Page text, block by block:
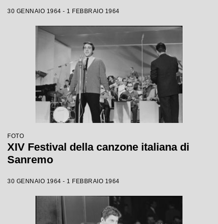
30 GENNAIO 1964 - 1 FEBBRAIO 1964
FOTO
XIV Festival della canzone italiana di
Sanremo
30 GENNAIO 1964 - 1 FEBBRAIO 1964